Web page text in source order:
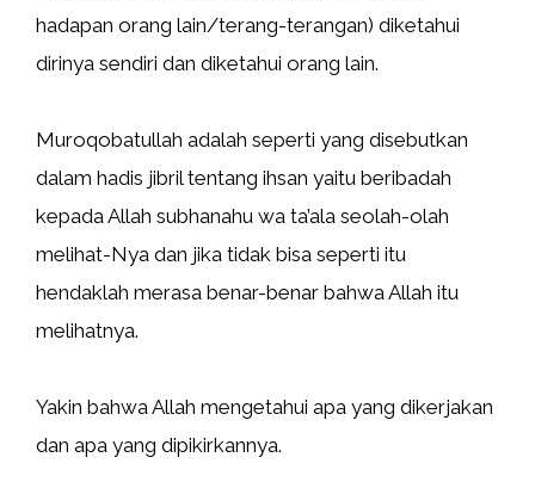
hadapan orang lain/terang-terangan) diketahui
dirinya sendiri dan diketahui orang lain.
Muroqobatullah adalah seperti yang disebutkan
dalam hadis jibril tentang ihsan yaitu beribadah
kepada Allah subhanahu wa ta’ala seolah-olah
melihat-Nya dan jika tidak bisa seperti itu
hendaklah merasa benar-benar bahwa Allah itu
melihatnya.
Yakin bahwa Allah mengetahui apa yang dikerjakan
dan apa yang dipikirkannya.